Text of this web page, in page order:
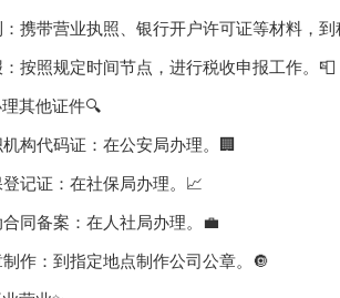
：携带营业执照、银行开户许可证等材料，
：按照规定时间节点，进行税收申报工作。📮
理其他证件🔍
机构代码证：在公安局办理。🏢
登记证：在社保局办理。📈
同备案：在人社局办理。💼
制作：到指定地点制作公司公章。🔘